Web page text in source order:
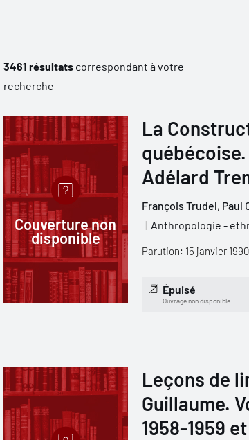
3461 résultatscorrespondant à votre
recherche
Couverture non
disponible
La
Adélard
François Trudel, Paul
Anthropologie -
Parution: 15 janvier 1990
Épuisé
Ouvrage non disponible
Leçons de
Guillaume.
1958-1959